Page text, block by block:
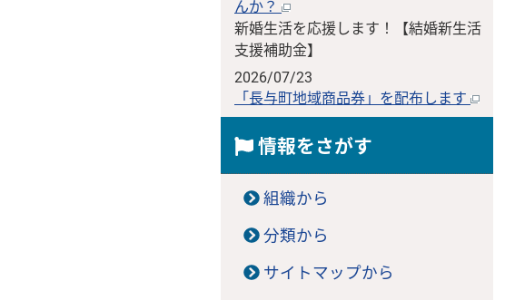
んか？
新婚生活を応援します！【結婚新生活
支援補助金】
2026/07/23
「長与町地域商品券」を配布します
情報をさがす
組織から
分類から
サイトマップから